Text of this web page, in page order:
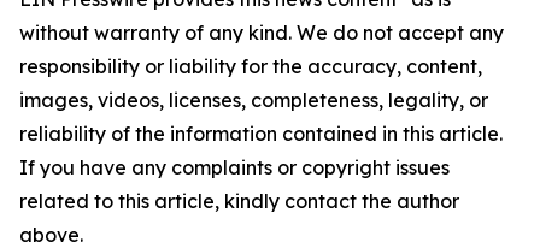
without warranty of any kind. We do not accept any
responsibility or liability for the accuracy, content,
images, videos, licenses, completeness, legality, or
reliability of the information contained in this article.
If you have any complaints or copyright issues
related to this article, kindly contact the author
above.